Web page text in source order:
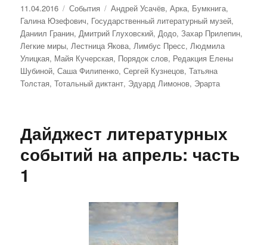
Опубликовано
11.04.2016 Рубрики
События Метки
Андрей Усачёв,Арка, Бумкнига,
Галина Юзефович, Государственный литературный музей,
Даниил Гранин, Дмитрий Глуховский, Додо,Захар Прилепин,
Легкие миры, Лестница Якова, Лимбус Пресс, Людмила
Улицкая, Майя Кучерская, Порядок слов, Редакция Елены
Шубиной,Саша Филипенко,Сергей Кузнецов,Татьяна
Толстая,Тотальный диктант, Эдуард Лимонов, Эрарта
Дайджест литературных
событий на апрель: часть
1